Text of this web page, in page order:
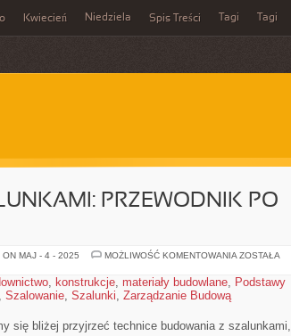
Kwiecień Niedziela Spis Treści Tagi Tagi
PRZEWODNIK PO
ON MAJ - 4 - 2025 MOŻLIWOŚĆ KOMENTOWANIA BUDOWA
ZOSTAŁA
, konstrukcje, materiały budowlane, Podstawy
Szalowanie, Szalunki, Zarządzanie Budową
się bliżej przyjrzeć technice budowania z